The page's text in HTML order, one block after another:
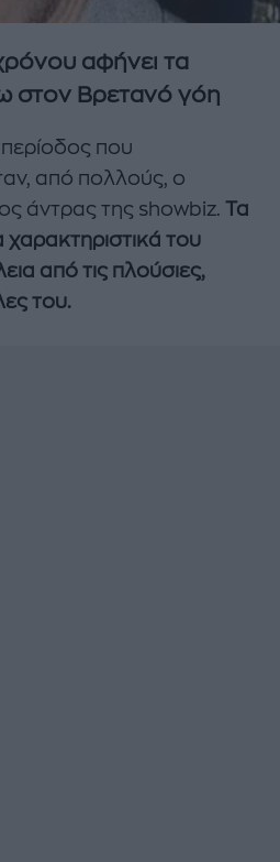
αφήνει τα
στον Βρετανό γόη
περίοδος που
από πολλούς, ο
άντρας της showbiz. Τα
του
από τις πλούσιες,
του.